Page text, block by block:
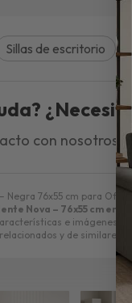
Negra 76x55 cm para
Nova – 76x55 cm en
e imágenes de
y de similares
Sillas de escritorio
con nosotros